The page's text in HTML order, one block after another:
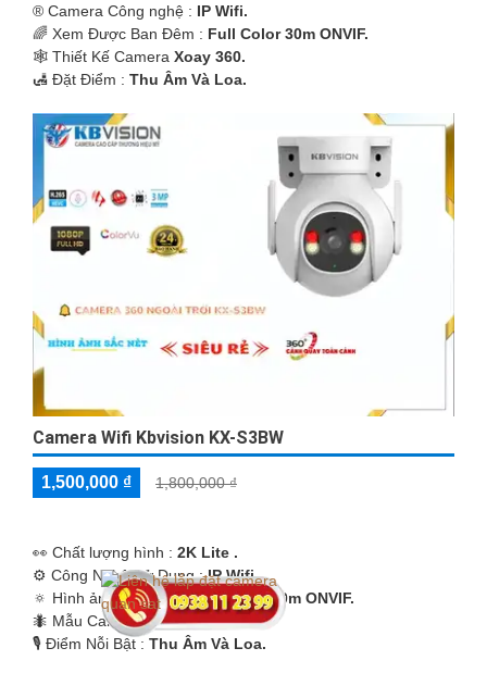
®️ Camera Công nghệ : IP Wifi.
🌈 Xem Được Ban Đêm : Full Color 30m ONVIF.
🕸️ Thiết Kế Camera Xoay 360.
️🛃 Đặt Điểm : Thu Âm Và Loa.
Camera Wifi Kbvision KX-S3BW
1,500,000 ₫ 1,800,000 ₫
️👀 Chất lượng hình : 2K Lite .
⚙ Công Nghệ Sử Dụng :IP Wifi.
🔅 Hình ảnh ban đêm :Full Color 30m ONVIF.
🐜 Mẫu CameraXoay 360.
️🎙 Điểm Nỗi Bật : Thu Âm Và Loa.